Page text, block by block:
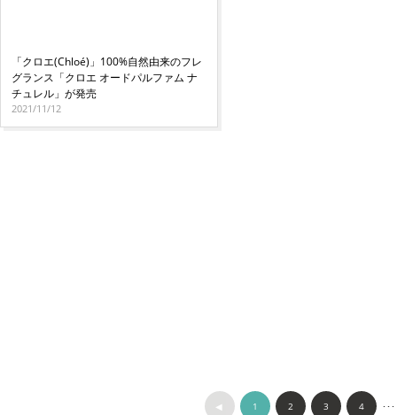
「クロエ(Chloé)」100%自然由来のフレ
グランス「クロエ オードパルファム ナ
チュレル」が発売
2021/11/12
◀︎ 1 2 3 4 ･･･